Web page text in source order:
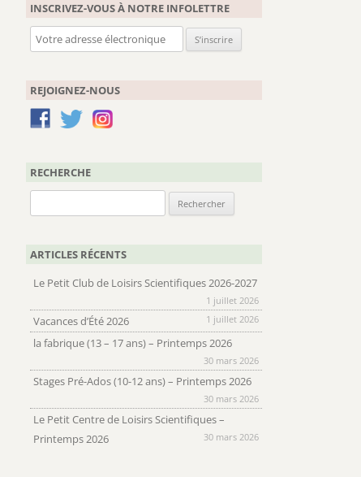
INSCRIVEZ-VOUS À NOTRE INFOLETTRE
REJOIGNEZ-NOUS
RECHERCHE
ARTICLES RÉCENTS
Le Petit Club de Loisirs Scientifiques 2026-2027
1 juillet 2026
Vacances d’Été 2026 1 juillet 2026
la fabrique (13 – 17 ans) – Printemps 2026
30 mars 2026
Stages Pré-Ados (10-12 ans) – Printemps 2026
30 mars 2026
Le Petit Centre de Loisirs Scientifiques –
Printemps 2026
30 mars 2026